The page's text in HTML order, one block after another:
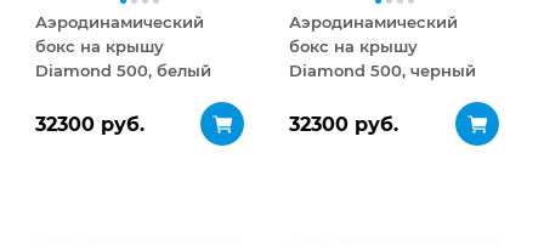
Аэродинамический
бокс на крышу
Diamond 500, белый
32300 руб.
Аэродинамический
бокс на крышу
Diamond 500, черный
32300 руб.